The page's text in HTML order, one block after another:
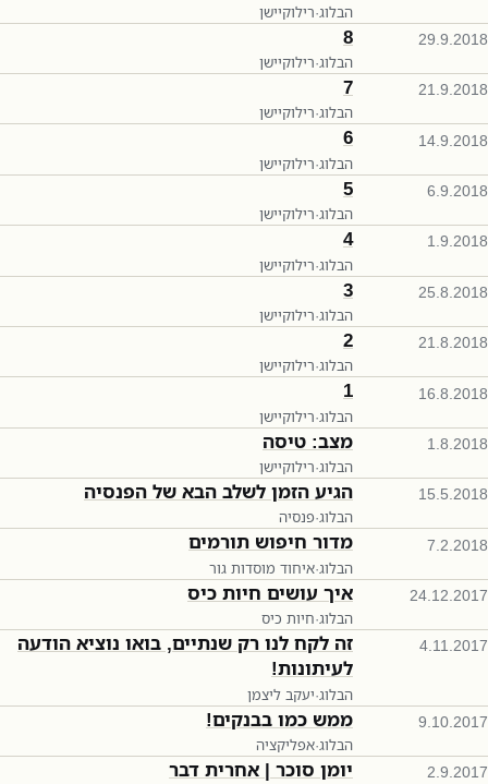
הבלוג·רילוקיישן
29.9.2018
8
הבלוג·רילוקיישן
21.9.2018
7
הבלוג·רילוקיישן
14.9.2018
6
הבלוג·רילוקיישן
6.9.2018
5
הבלוג·רילוקיישן
1.9.2018
4
הבלוג·רילוקיישן
25.8.2018
3
הבלוג·רילוקיישן
21.8.2018
2
הבלוג·רילוקיישן
16.8.2018
1
הבלוג·רילוקיישן
1.8.2018 מצב: טיסה
הבלוג·רילוקיישן
15.5.2018 הגיע הזמן לשלב הבא של הפנסיה
הבלוג·פנסיה
7.2.2018 מדור חיפוש תורמים
הבלוג·איחוד מוסדות גור
24.12.2017 איך עושים חיות כיס
הבלוג·חיות כיס
4.11.2017
זה לקח לנו רק שנתיים, בואו נוציא הודעה
לעיתונות!
הבלוג·יעקב ליצמן
9.10.2017 ממש כמו בבנקים!
הבלוג·אפליקציה
2.9.2017 יומן סוכר | אחרית דבר